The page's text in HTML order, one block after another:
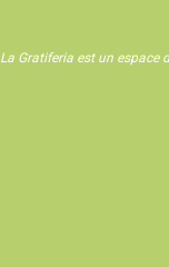
La Gratiferia est un espace